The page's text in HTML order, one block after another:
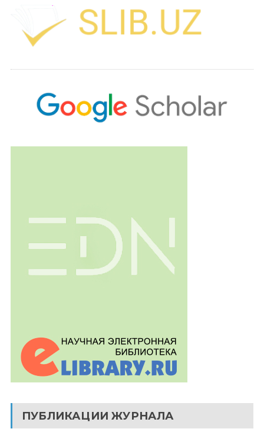
ПУБЛИКАЦИИ ЖУРНАЛА